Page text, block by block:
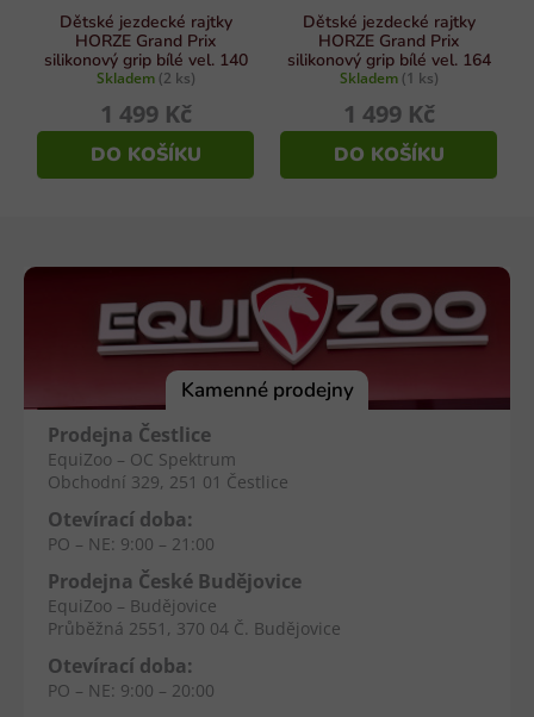
Dětské jezdecké rajtky
HORZE Grand Prix
silikonový grip bílé vel. 140
Skladem (2 ks)
1 499 Kč
DO KOŠÍKU
Dětské jezdecké rajtky
HORZE Grand Prix
silikonový grip bílé vel. 164
Skladem (1 ks)
1 499 Kč
DO KOŠÍKU
Kamenné prodejny
Prodejna Čestlice
EquiZoo – OC Spektrum
Obchodní 329, 251 01 Čestlice
Otevírací doba:
PO – NE: 9:00 – 21:00
Prodejna České Budějovice
EquiZoo – Budějovice
Průběžná 2551, 370 04 Č. Budějovice
Otevírací doba:
PO – NE: 9:00 – 20:00